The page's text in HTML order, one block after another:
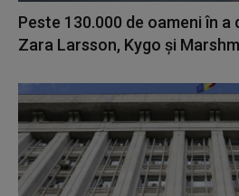
Peste 130.000 de oameni în a
Zara Larsson, Kygo și